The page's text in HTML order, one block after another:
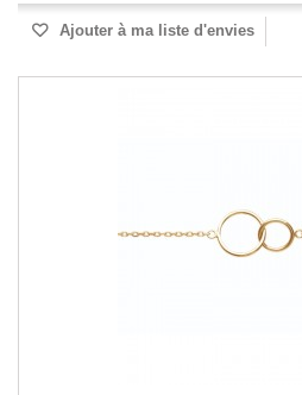
Ajouter à ma liste d'envies